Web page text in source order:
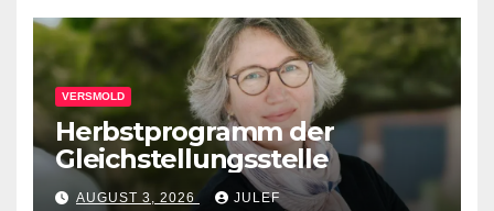
VERSMOLD
Herbstprogramm der
Gleichstellungsstelle
AUGUST 3, 2026 JULEF